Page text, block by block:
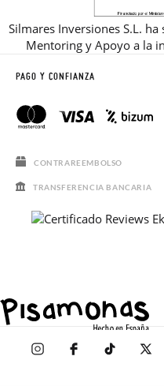
Silmares Inversiones S.L.
Mentoring y Apoyo a la
PAGO Y CONFIANZA
CONTRAREEMBOLSO
TRANSFERENCIA BANCARIA